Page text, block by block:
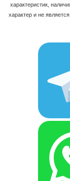
характеристик,
характер и не